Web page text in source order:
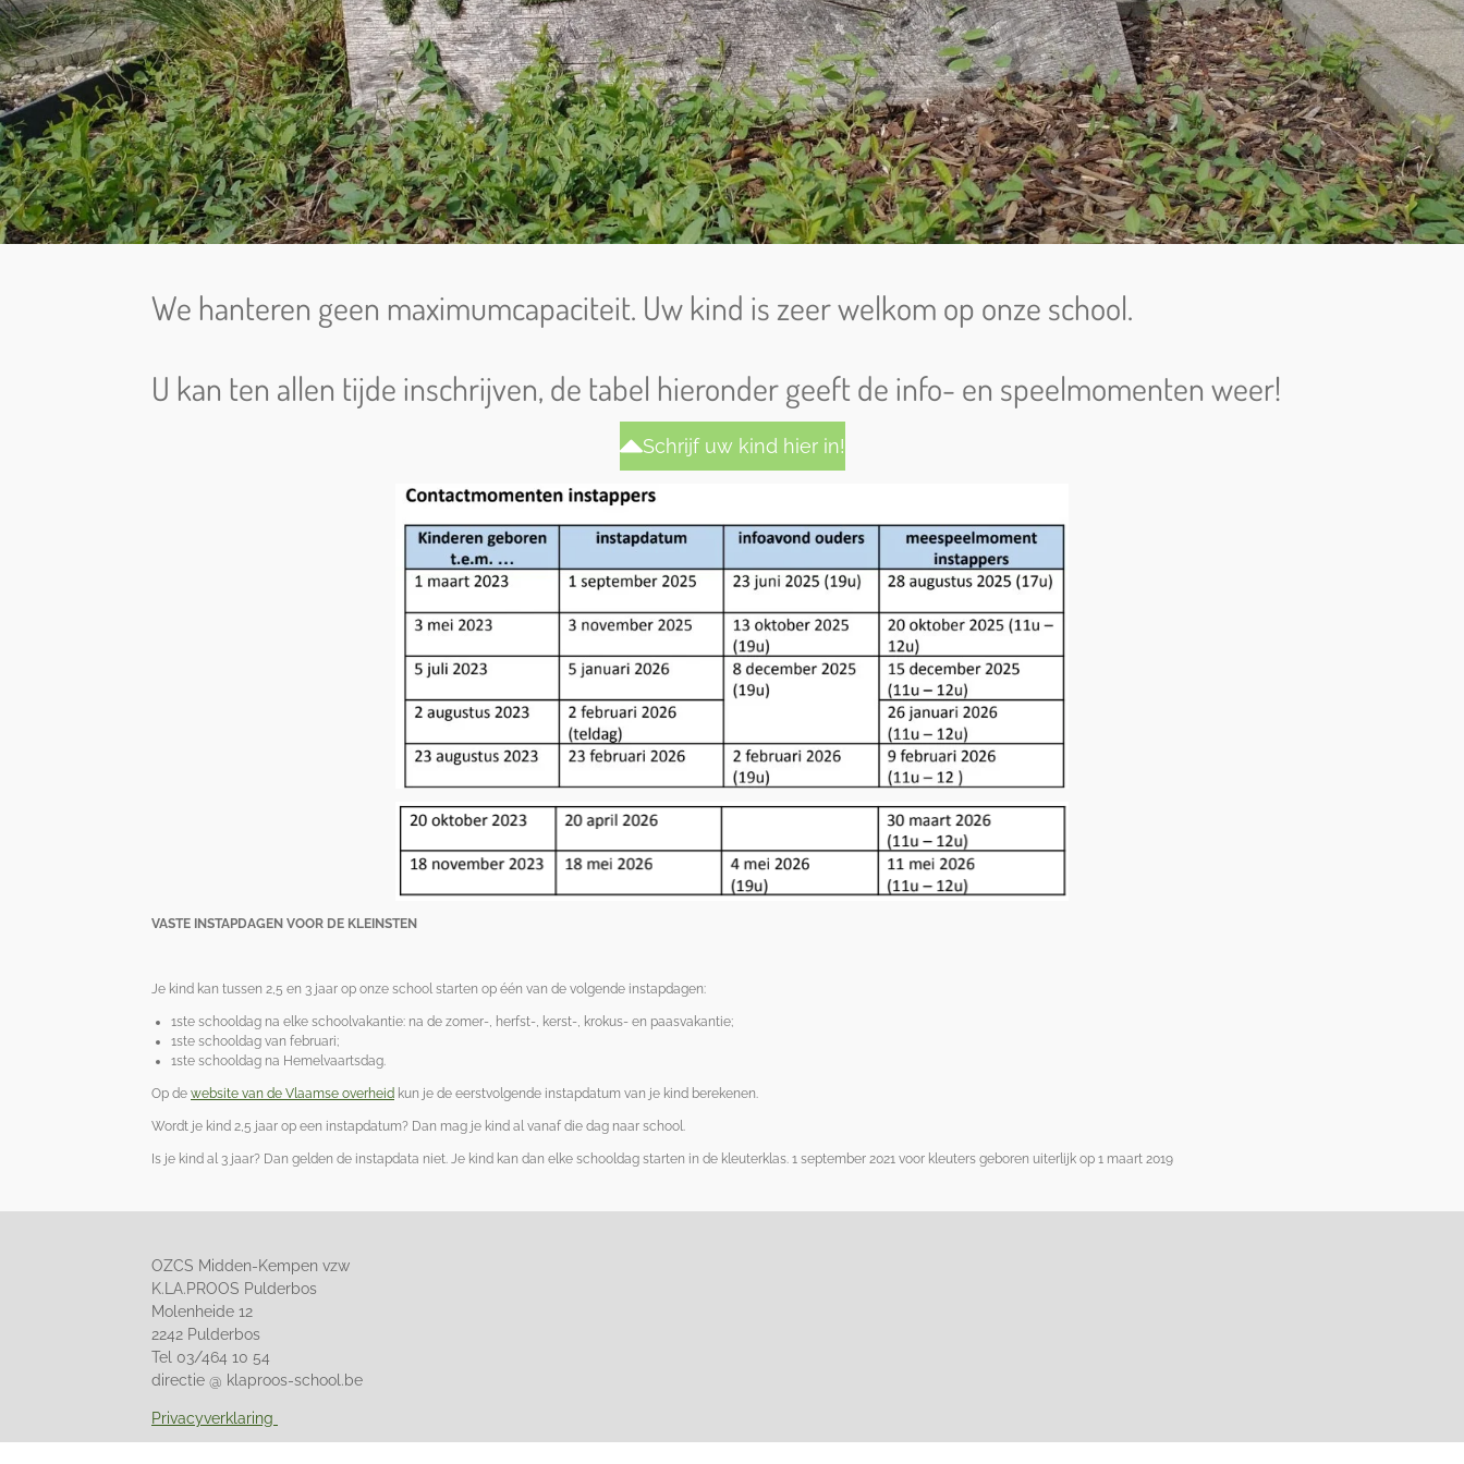
We hanteren geen maximumcapaciteit. Uw kind is zeer welkom op onze school.
U kan ten allen tijde inschrijven, de tabel hieronder geeft de info- en speelmomenten weer!
Schrijf uw kind hier in!
VASTE INSTAPDAGEN VOOR DE KLEINSTEN
Je kind kan tussen 2,5 en 3 jaar op onze school starten op één van de volgende instapdagen:
1ste schooldag na elke schoolvakantie: na de zomer-, herfst-, kerst-, krokus- en paasvakantie;
1ste schooldag van februari;
1ste schooldag na Hemelvaartsdag.
Op de website van de Vlaamse overheid kun je de eerstvolgende instapdatum van je kind berekenen.
Wordt je kind 2,5 jaar op een instapdatum? Dan mag je kind al vanaf die dag naar school.
Is je kind al 3 jaar? Dan gelden de instapdata niet. Je kind kan dan elke schooldag starten in de kleuterklas. 1 september 2021 voor kleuters geboren uiterlijk op 1 maart 2019
OZCS Midden-Kempen vzw
K.LA.PROOS Pulderbos
Molenheide 12
2242 Pulderbos
Tel 03/464 10 54
directie @ klaproos-school.be
Privacyverklaring